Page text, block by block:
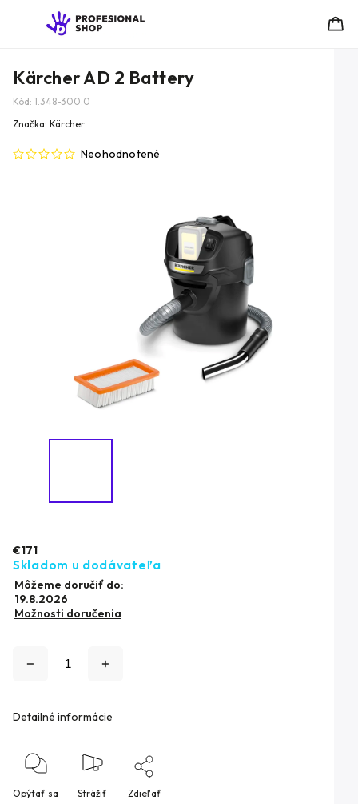
Kärcher AD 2 Battery
Kód: 1.348-300.0
Neohodnotené
Značka: Kärcher
€171
Skladom u dodávateľa
Môžeme doručiť do:
19.8.2026
Možnosti doručenia
Detailné informácie
Opýtať sa Strážiť Zdieľať